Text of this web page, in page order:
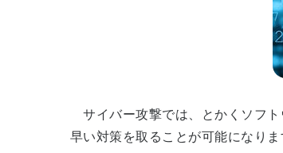
サイバー攻撃では、とかくソフト
早い対策を取ることが可能になり